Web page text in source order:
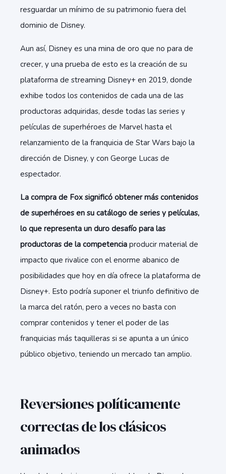
resguardar un mínimo de su patrimonio fuera del
dominio de Disney.
Aun así, Disney es una mina de oro que no para de
crecer, y una prueba de esto es la creación de su
plataforma de streaming Disney+ en 2019, donde
exhibe todos los contenidos de cada una de las
productoras adquiridas, desde todas las series y
películas de superhéroes de Marvel hasta el
relanzamiento de la franquicia de Star Wars bajo la
dirección de Disney, y con George Lucas de
espectador.
La compra de Fox significó obtener más contenidos
de superhéroes en su catálogo de series y películas,
lo que representa un duro desafío para las
productoras de la competencia producir material de
impacto que rivalice con el enorme abanico de
posibilidades que hoy en día ofrece la plataforma de
Disney+. Esto podría suponer el triunfo definitivo de
la marca del ratón, pero a veces no basta con
comprar contenidos y tener el poder de las
franquicias más taquilleras si se apunta a un único
público objetivo, teniendo un mercado tan amplio.
Reversiones políticamente
correctas de los clásicos
animados